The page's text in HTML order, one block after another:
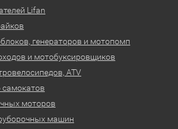
Lifan
генераторов и мотопомп
и мотобуксировщиков
ATV
самокатов
моторов
машин